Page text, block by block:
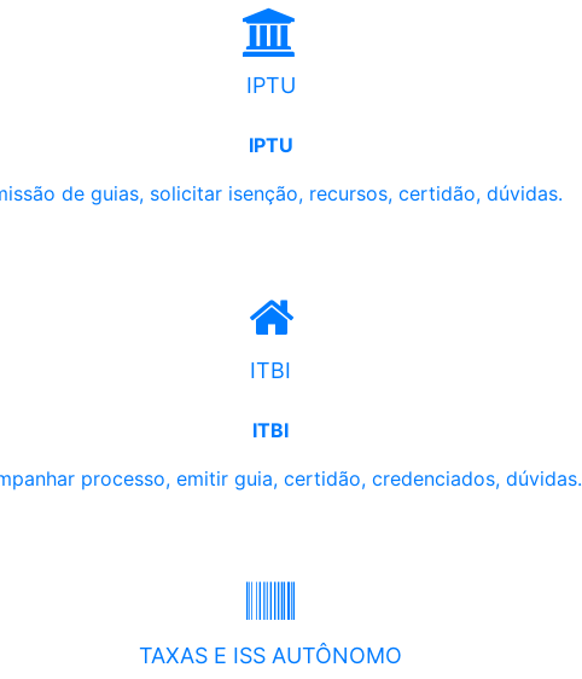
IPTU
IPTU
de guias, solicitar isenção, recursos, certidão, dúvidas.
ITBI
ITBI
processo, emitir guia, certidão, credenciados, dúvidas.
TAXAS E ISS AUTÔNOMO